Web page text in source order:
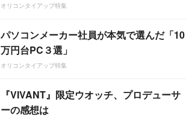
オリコンタイアップ特集
パソコンメーカー社員が本気で選んだ「10
万円台PC３選」
オリコンタイアップ特集
『VIVANT』限定ウオッチ、プロデューサ
ーの感想は